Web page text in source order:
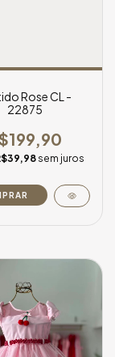
Rose CL -
22875
sem juros